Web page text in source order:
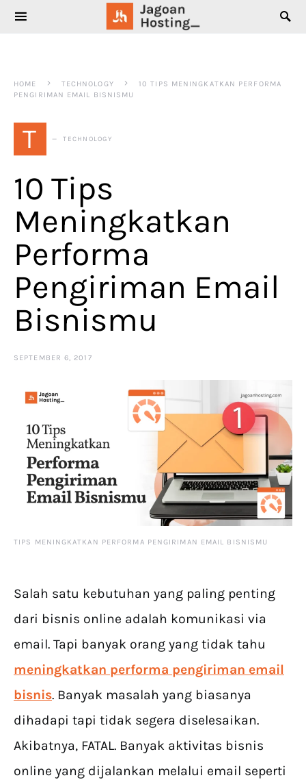
SEARCH FOR:
HOME TECHNOLOGY
10 TIPS MENINGKATKAN PERFORMA
PENGIRIMAN EMAIL BISNISMU
T TECHNOLOGY
10 Tips
Meningkatkan
Performa
Pengiriman Email
Bisnismu
SEPTEMBER 6, 2017
TIPS MENINGKATKAN PERFORMA PENGIRIMAN EMAIL BISNISMU
Salah satu kebutuhan yang paling penting
dari bisnis online adalah komunikasi via
email. Tapi banyak orang yang tidak tahu
meningkatkan performa pengiriman email
bisnis. Banyak masalah yang biasanya
dihadapi tapi tidak segera diselesaikan.
Akibatnya, FATAL. Banyak aktivitas bisnis
online yang dijalankan melalui email seperti